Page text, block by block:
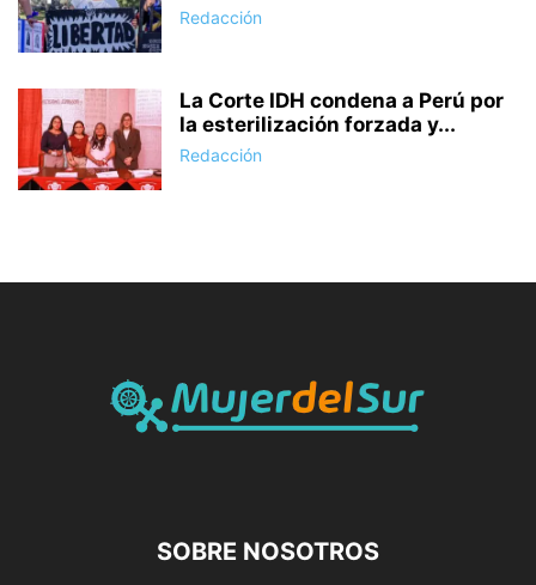
Redacción
La Corte IDH condena a Perú por
la esterilización forzada y...
Redacción
SOBRE NOSOTROS